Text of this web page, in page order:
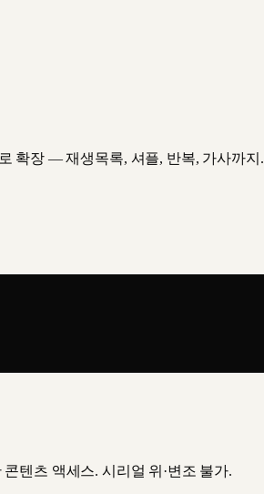
확장 — 재생목록, 셔플, 반복, 가사까지.
텐츠 액세스. 시리얼 위·변조 불가.